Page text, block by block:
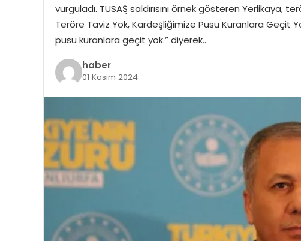
vurguladı. TUSAŞ saldırısını örnek gösteren
Teröre Taviz Yok, Kardeşliğimize Pusu Kuranlara Geçit
pusu kuranlara geçit yok.” diyerek…
haber
01 Kasım 2024